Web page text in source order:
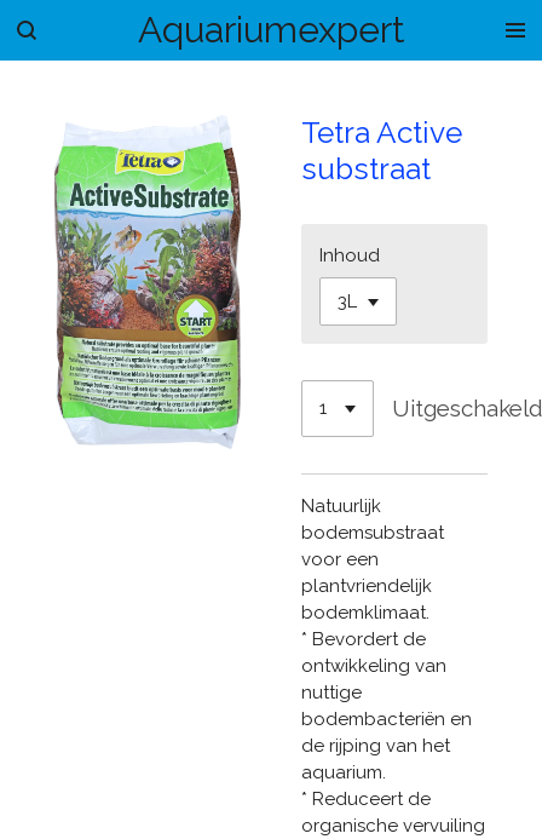
Ga
hoofdinhoud
Aquariumexpert
Tetra Active
substraat
Inhoud
Natuurlijk
bodemsubstraat
voor een
plantvriendelijk
bodemklimaat.
* Bevordert de
ontwikkeling van
nuttige
bodembacteriën en
de rijping van het
aquarium.
* Reduceert de
organische vervuiling